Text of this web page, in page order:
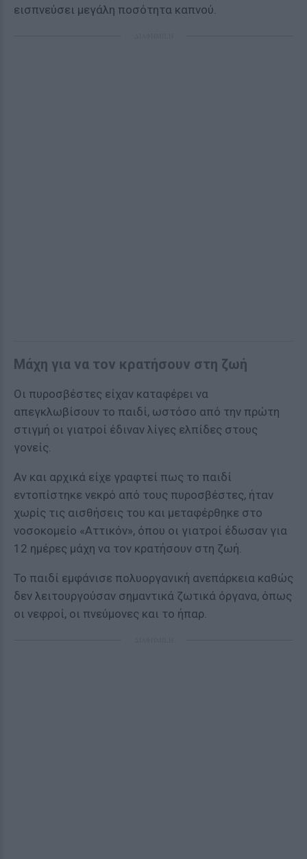
εισπνεύσει μεγάλη ποσότητα καπνού.
Μάχη για να τον κρατήσουν στη ζωή
Οι πυροσβέστες είχαν καταφέρει να
απεγκλωβίσουν το παιδί, ωστόσο από την πρώτη
στιγμή οι γιατροί έδιναν λίγες ελπίδες στους
γονείς.
Αν και αρχικά είχε γραφτεί πως το παιδί
εντοπίστηκε νεκρό από τους πυροσβέστες, ήταν
χωρίς τις αισθήσεις του και μεταφέρθηκε στο
νοσοκομείο «Αττικόν», όπου οι γιατροί έδωσαν για
12 ημέρες μάχη να τον κρατήσουν στη ζωή.
To παιδί εμφάνισε πολυοργανική ανεπάρκεια καθώς
δεν λειτουργούσαν σημαντικά ζωτικά όργανα, όπως
οι νεφροί, οι πνεύμονες και το ήπαρ.